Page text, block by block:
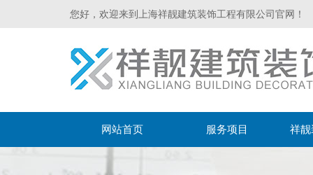
您好，欢迎来到上海祥靓建筑装饰工程有限公司官网！
网站首页 服务项目 祥